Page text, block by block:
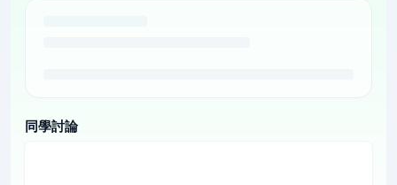
同學討論